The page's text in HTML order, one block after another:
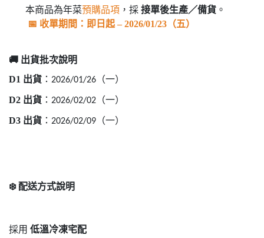
本商品為年菜預購品項 ，採 接單後生產／備貨 。
📅 收單期間：即日起– 2026/01/23 （五）
🚚 出貨批次說明
D1 出貨 ： 2026/01/26 （一）
D2 出貨 ： 2026/02/02 （一）
D3 出貨 ： 2026/02/09 （一）
❄️ 配送方式說明
採用 低溫冷凍宅配